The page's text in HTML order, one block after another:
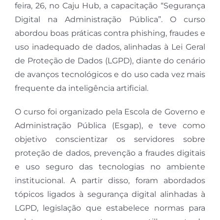
feira, 26, no Caju Hub, a capacitação “Segurança
Digital na Administração Pública”. O curso
abordou boas práticas contra phishing, fraudes e
uso inadequado de dados, alinhadas à Lei Geral
de Proteção de Dados (LGPD), diante do cenário
de avanços tecnológicos e do uso cada vez mais
frequente da inteligência artificial.
O curso foi organizado pela Escola de Governo e
Administração Pública (Esgap), e teve como
objetivo conscientizar os servidores sobre
proteção de dados, prevenção a fraudes digitais
e uso seguro das tecnologias no ambiente
institucional. A partir disso, foram abordados
tópicos ligados à segurança digital alinhadas à
LGPD, legislação que estabelece normas para